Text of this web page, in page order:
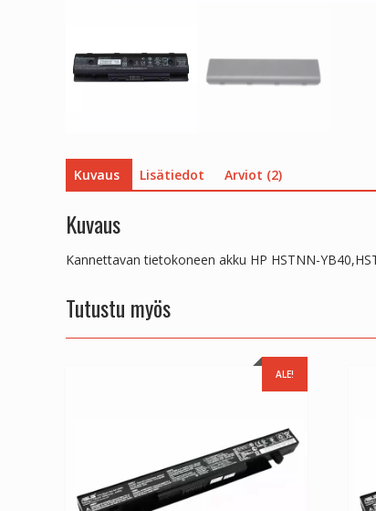
Kuvaus Lisätiedot Arviot (2)
Kuvaus
Kannettavan tietokoneen akku HP HSTNN-
Tutustu myös
ALE!